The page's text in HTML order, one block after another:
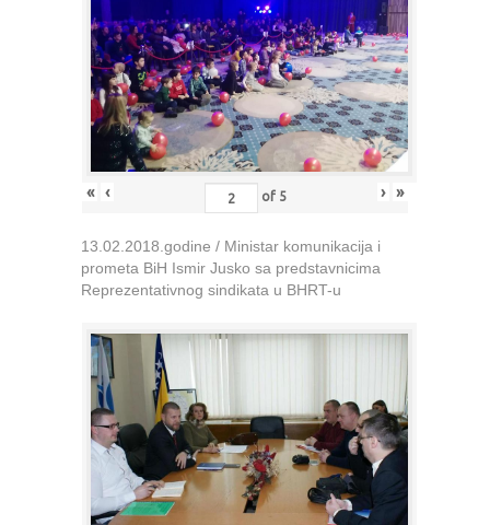
« ‹ of 5 › »
13.02.2018.godine / Ministar komunikacija i
prometa BiH Ismir Jusko sa predstavnicima
Reprezentativnog sindikata u BHRT-u